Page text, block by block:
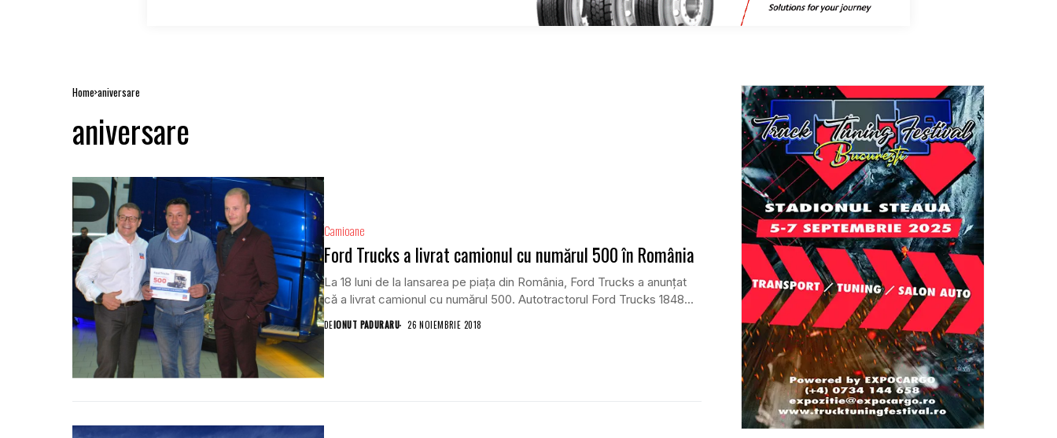
Home aniversare
aniversare
Camioane
Ford Trucks a livrat camionul cu numărul 500 în România
La 18 luni de la lansarea pe piața din România, Ford Trucks a anunțat
că a livrat camionul cu numărul 500. Autotractorul Ford Trucks 1848...
DEIONUT PADURARU 26 NOIEMBRIE 2018